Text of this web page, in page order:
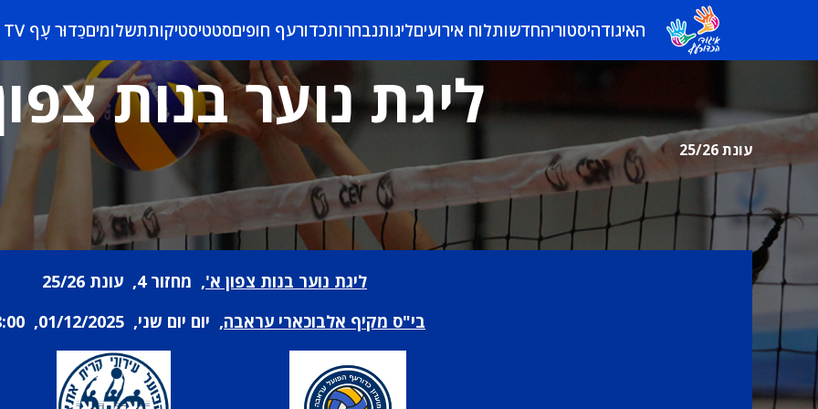
האיגודהיסטוריהחדשותלוח אירועיםליגותנבחרותכדורעף חופיםסטטיסטיקותתשלומיםכַּדוּר עָף TV
ליגת נוער בנות
עונת 25/26
ליגת נוער בנות צפון א', מחזור 4, עונת 25/26
בי"ס מקיף אלבוכארי עראבה, יום יום שני, 01/12/2025, 18:00